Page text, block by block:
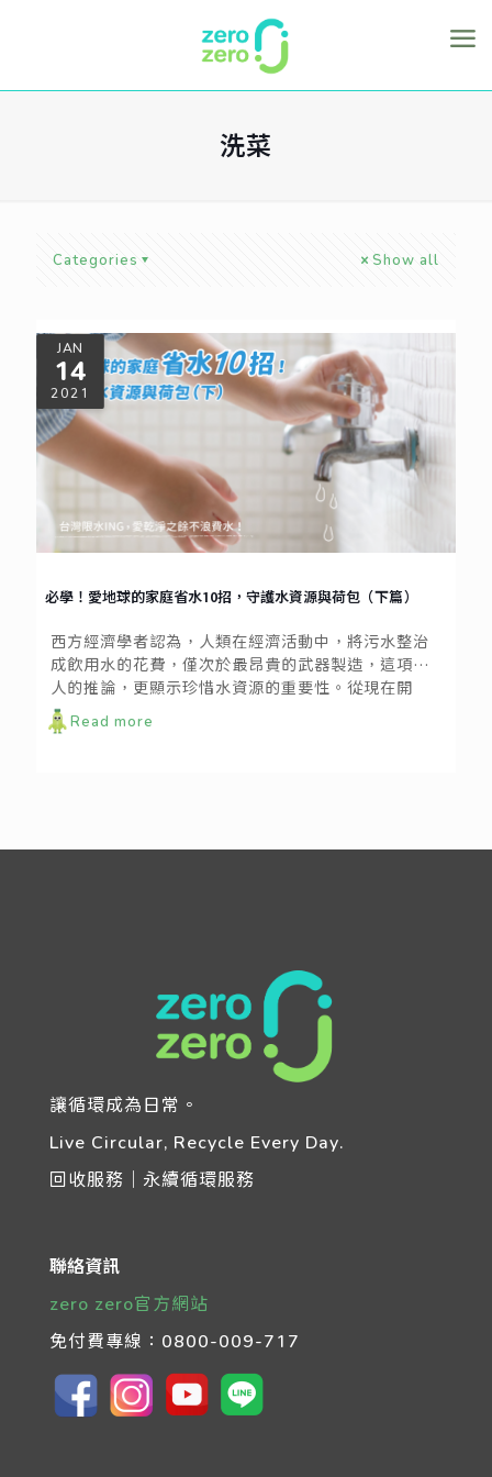
洗菜
Categories Show all
JAN
14
2021
必學！愛地球的家庭省水10招，守護水資源與荷包（下篇）
西方經濟學者認為，人類在經濟活動中，將污水整治
成飲用水的花費，僅次於最昂貴的武器製造，這項驚
人的推論，更顯示珍惜水資源的重要性。從現在開
始，讓我們一起把省水好習慣加進愛地球的行動裡
吧！
Read more
讓循環成為日常。
Live Circular, Recycle Every Day.
回收服務｜永續循環服務
聯絡資訊
zero zero官方網站
免付費專線： 0800-009-717